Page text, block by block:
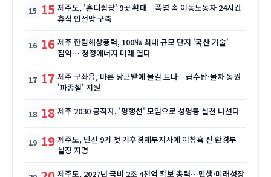
15 제주도, '혼디쉼팡' 9곳 확대…폭염 속 이동노동자 24시간
휴식 안전망 구축
16 제주 한림해상풍력, 100㎿ 최대 규모 단지 '국산 기술'
집약… 청정에너지 미래 열다
17 제주 구좌읍, 마른 당근밭에 물길 트다…급수탑·물차 동원
'파종철' 지원
18 제주 2030 공직자, '평행선' 모임으로 성평등 실천 나선다
19 제주도, 민선 9기 첫 기후경제부지사에 이창흠 전 환경부
실장 지명
제주도, 2027년 국비 2조 4천억 확보 총력…민생·미래성장